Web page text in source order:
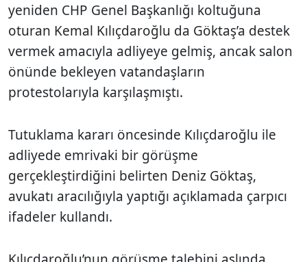
yeniden CHP Genel Başkanlığı koltuğuna
oturan Kemal Kılıçdaroğlu da Göktaş’a destek
vermek amacıyla adliyeye gelmiş, ancak salon
önünde bekleyen vatandaşların
protestolarıyla karşılaşmıştı.
Tutuklama kararı öncesinde Kılıçdaroğlu ile
adliyede emrivaki bir görüşme
gerçekleştirdiğini belirten Deniz Göktaş,
avukatı aracılığıyla yaptığı açıklamada çarpıcı
ifadeler kullandı.